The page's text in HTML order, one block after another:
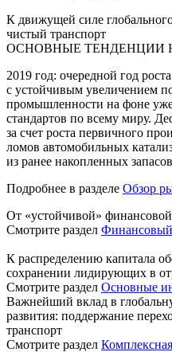
К движущей силе
чистый транспорт
ОСНОВНЫЕ ТЕНДЕНЦИИ
2019 год: очередной год
с устойчивым увеличением
промышленности на фоне
стандартов по всему миру.
за счет роста первичного
ломов автомобильных
из ранее накопленных
Подробнее в разделе Обзор
От «устойчивой»
Смотрите раздел Финансовый
К распределению капитала
сохранении лидирующих в
Смотрите раздел Основные
Важнейший вклад в
развития: поддержание
транспорт
Смотрите раздел